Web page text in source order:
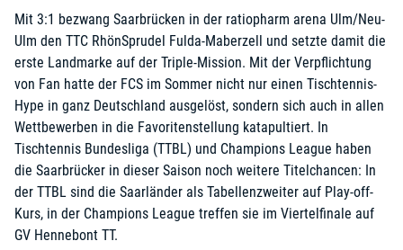
Mit 3:1 bezwang Saarbrücken in der ratiopharm arena Ulm/Neu-
Ulm den TTC RhönSprudel Fulda-Maberzell und setzte damit die
erste Landmarke auf der Triple-Mission. Mit der Verpflichtung
von Fan hatte der FCS im Sommer nicht nur einen Tischtennis-
Hype in ganz Deutschland ausgelöst, sondern sich auch in allen
Wettbewerben in die Favoritenstellung katapultiert. In
Tischtennis Bundesliga (TTBL) und Champions League haben
die Saarbrücker in dieser Saison noch weitere Titelchancen: In
der TTBL sind die Saarländer als Tabellenzweiter auf Play-off-
Kurs, in der Champions League treffen sie im Viertelfinale auf
GV Hennebont TT.